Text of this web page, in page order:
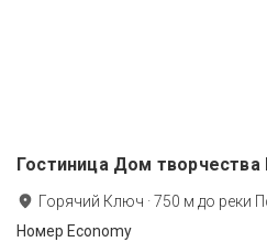
Гостиница Дом творчества
Горячий Ключ ·750 м до реки
Номер Economy